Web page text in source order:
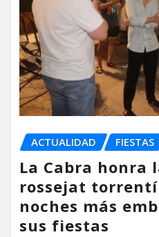
ACTUALIDAD FIESTAS
La Cabra honra
rossejat
noches más
sus fiestas